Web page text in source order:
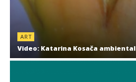
ART
Video: Katarina Kosača ambiental